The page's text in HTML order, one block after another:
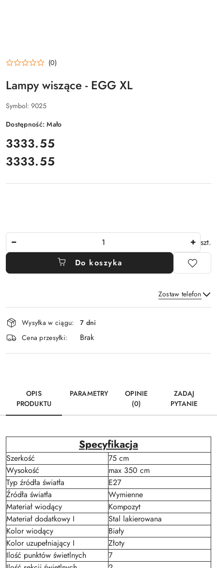
(0)
Lampy wiszące - EGG XL
Symbol: 9025
Dostępność:Mało
cena:
3333.55
Cena:
3333.55
szt.
Do koszyka
Zostaw telefon
Dostępność
i
dostawa
Wysyłka w ciągu:
7 dni
Cena przesyłki:
Brak
OPIS
PRODUKTU
PARAMETRY
OPINIE
(0)
ZADAJ
PYTANIE
Specyfikacja
Szerkość
75 cm
Wysokość
max 350 cm
Typ źródła światła
E27
Źródła światła
Wymienne
Materiał wiodący
Kompozyt
Materiał dodatkowy I
Stal lakierowana
Kolor wiodący
Biały
Kolor uzupełniający I
Złoty
Ilość punktów świetlnych
7